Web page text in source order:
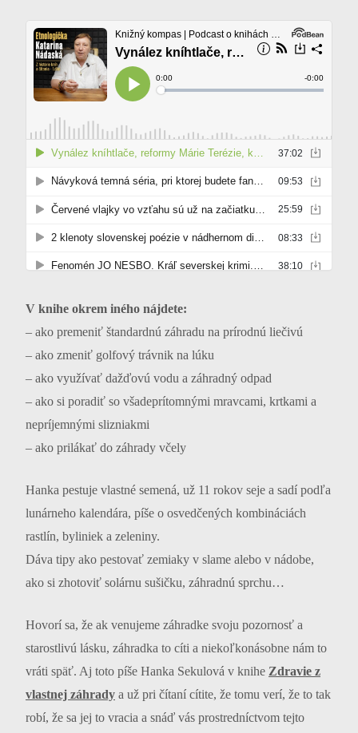
V knihe okrem iného nájdete:
– ako premeniť štandardnú záhradu na prírodnú liečivú
– ako zmeniť golfový trávnik na lúku
– ako využívať dažďovú vodu a záhradný odpad
– ako si poradiť so všadeprítomnými mravcami, krtkami a
nepríjemnými slizniakmi
– ako prilákať do záhrady včely
Hanka pestuje vlastné semená, už 11 rokov seje a sadí podľa
lunárneho kalendára, píše o osvedčených kombináciách
rastlín, byliniek a zeleniny.
Dáva tipy ako pestovať zemiaky v slame alebo v nádobe,
ako si zhotoviť solárnu sušičku, záhradnú sprchu…
Hovorí sa, že ak venujeme záhradke svoju pozornosť a
starostlivú lásku, záhradka to cíti a niekoľkonásobne nám to
vráti späť. Aj toto píše Hanka Sekulová v knihe Zdravie z
vlastnej záhrady a už pri čítaní cítite, že tomu verí, že to tak
robí, že sa jej to vracia a snáď vás prostredníctvom tejto